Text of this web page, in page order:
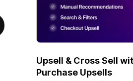
Upsell & Cross Sell
Purchase Upsells